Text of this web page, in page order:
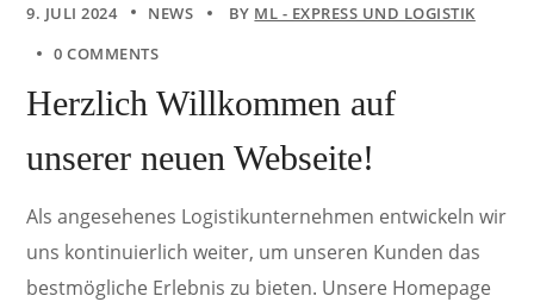
9. JULI 2024 NEWS BY ML - EXPRESS UND LOGISTIK
0 COMMENTS
Herzlich Willkommen auf
unserer neuen Webseite!
Als angesehenes Logistikunternehmen entwickeln wir
uns kontinuierlich weiter, um unseren Kunden das
bestmögliche Erlebnis zu bieten. Unsere Homepage